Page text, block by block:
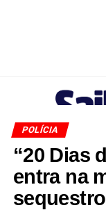
POLÍCIA
“20 Dias
entra na